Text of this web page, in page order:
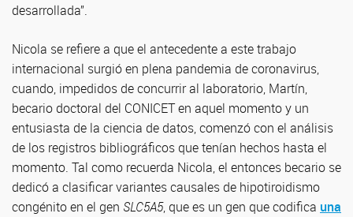
desarrollada”.
Nicola se refiere a que el antecedente a este trabajo
internacional surgió en plena pandemia de coronavirus,
cuando, impedidos de concurrir al laboratorio, Martín,
becario doctoral del CONICET en aquel momento y un
entusiasta de la ciencia de datos, comenzó con el análisis
de los registros bibliográficos que tenían hechos hasta el
momento. Tal como recuerda Nicola, el entonces becario se
dedicó a clasificar variantes causales de hipotiroidismo
congénito en el gen SLC5A5, que es un gen que codifica una